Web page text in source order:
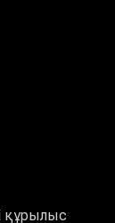
құрылыс